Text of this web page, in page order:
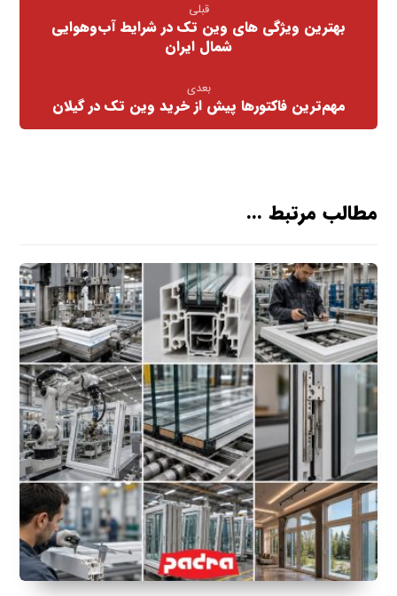
قبلی
بهترین ویژگی های وین تک در شرایط آب‌وهوایی
شمال ایران
بعدی
مهم‌ترین فاکتورها پیش از خرید وین تک در گیلان
مطالب مرتبط ...